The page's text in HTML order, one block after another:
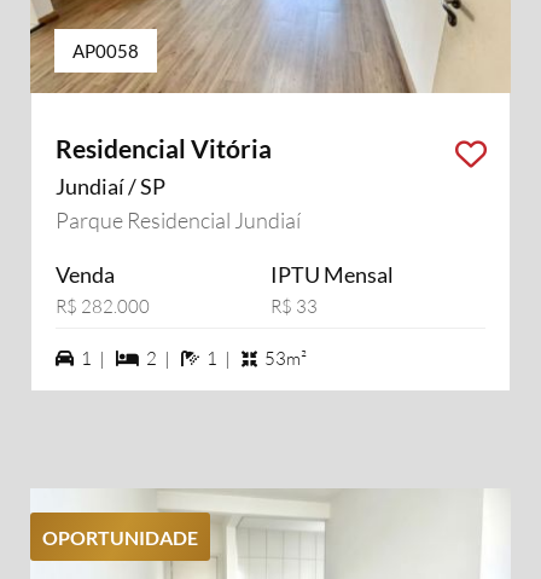
AP0058
Residencial Vitória
Jundiaí / SP
Parque Residencial Jundiaí
Venda
R$ 282.000
IPTU Mensal
R$ 33
1 vagas na garagem
1 | 2 dormiórios
2 | 1 banheiros
1 | 53m²
OPORTUNIDADE